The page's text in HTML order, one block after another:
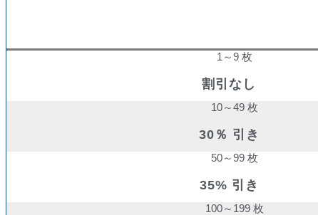
1～9 枚
割引なし
10～49 枚
30％ 引き
50～99 枚
35% 引き
100～199 枚